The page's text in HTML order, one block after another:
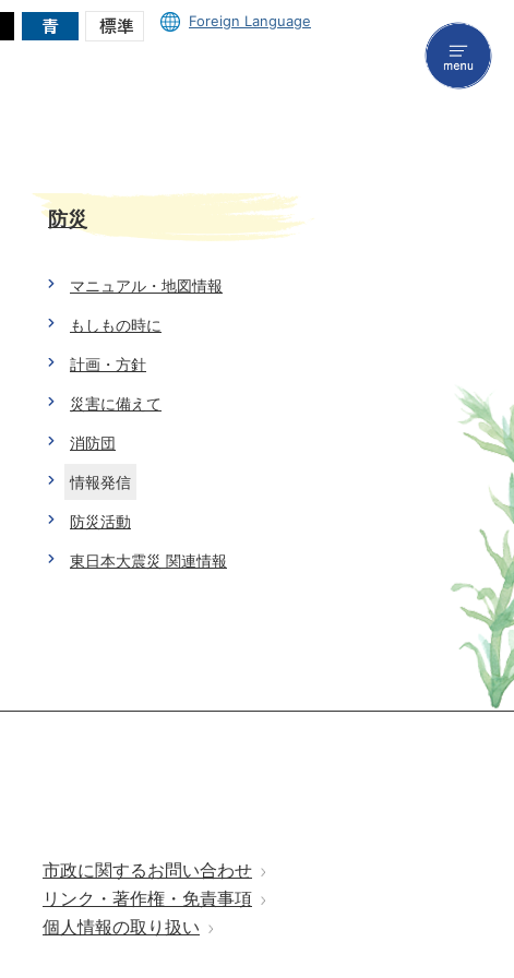
Foreign Language
防災
マニュアル・地図情報
もしもの時に
計画・方針
災害に備えて
消防団
情報発信
防災活動
東日本大震災 関連情報
市政に関するお問い合わせ
リンク・著作権・免責事項
個人情報の取り扱い